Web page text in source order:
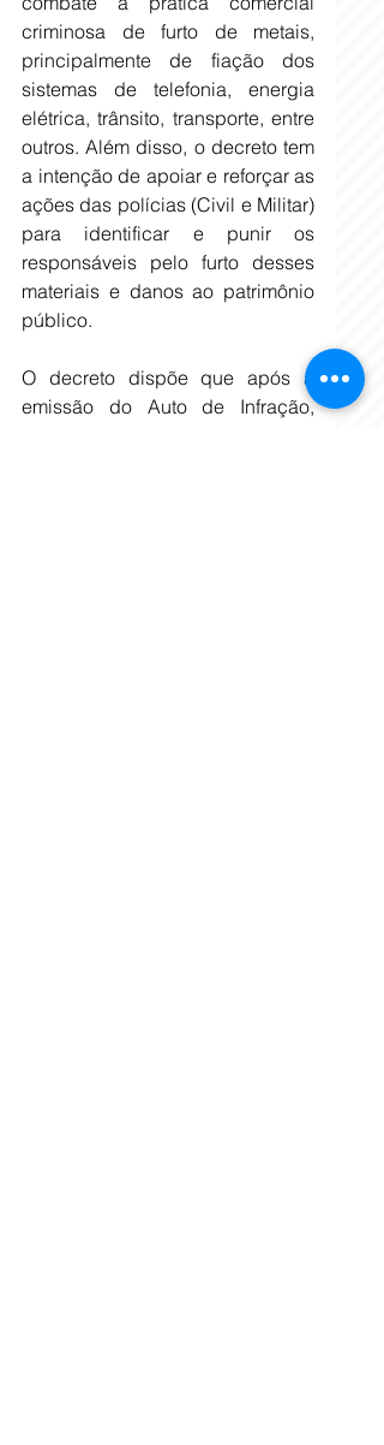
criminosa de furto de metais,
principalmente de fiação dos
sistemas de telefonia, energia
elétrica, trânsito, transporte, entre
outros. Além disso, o decreto tem
a intenção de apoiar e reforçar as
ações das polícias (Civil e Militar)
para identificar e punir os
responsáveis pelo furto desses
materiais e danos ao patrimônio
público.
O decreto dispõe que após a
emissão do Auto de Infração,